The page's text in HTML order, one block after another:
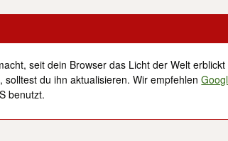
seit dein Browser das Licht der Welt
solltest du ihn aktualisieren. Wir empfehlen
benutzt.